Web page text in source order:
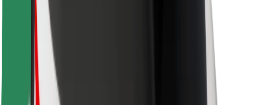
Solusi Bandar
Lapangan terbang
Stesen Pengecas Bolt
Sokongan